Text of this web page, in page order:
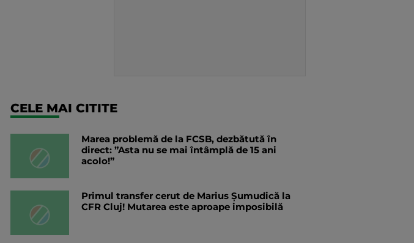
CELE MAI CITITE
Marea problemă de la FCSB, dezbătută în
direct: ”Asta nu se mai întâmplă de 15 ani
acolo!”
Primul transfer cerut de Marius Șumudică la
CFR Cluj! Mutarea este aproape imposibilă